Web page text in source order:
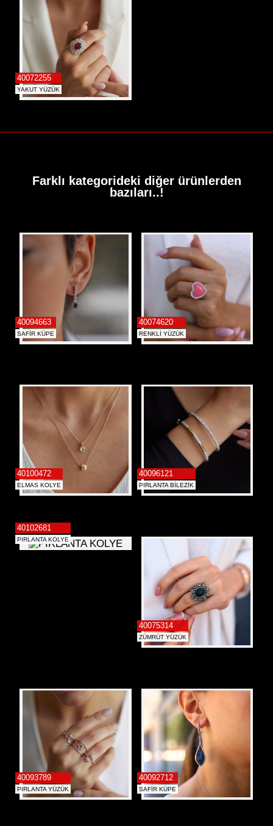
40072255
YAKUT YÜZÜK
Farklı kategorideki diğer ürünlerden
bazıları..!
40094663
SAFİR KÜPE
40074620
RENKLİ YÜZÜK
40100472
ELMAS KOLYE
40096121
PIRLANTA BİLEZİK
40102681
PIRLANTA KOLYE
40075314
ZÜMRÜT YÜZÜK
40093789
PIRLANTA YÜZÜK
40092712
SAFİR KÜPE